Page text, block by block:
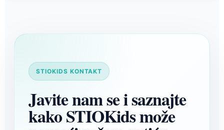
STIOKIDS KONTAKT
Javite nam se i saznajte
kako STIOKids može